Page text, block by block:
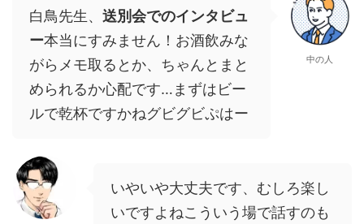
白鳥先生、 送別会でのインタビュ
ー本当にすみません！お酒飲みな
がらメモ取るとか、ちゃんとまと
められるか心配です…まずはビー
ルで乾杯ですかねグビグビぷはー
中の人
いやいや大丈夫です、むしろ楽し
いですよねこういう場で話すのも